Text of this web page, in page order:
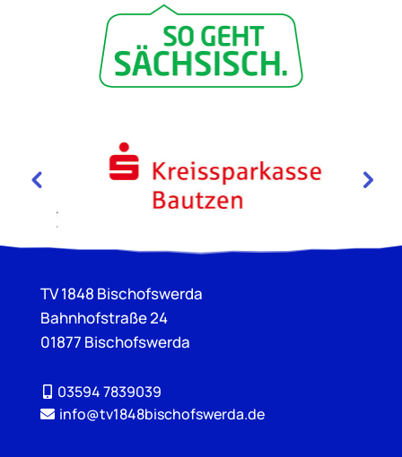
TV 1848 Bischofswerda
Bahnhofstraße 24
01877 Bischofswerda
03594 7839039
info@tv1848bischofswerda.de